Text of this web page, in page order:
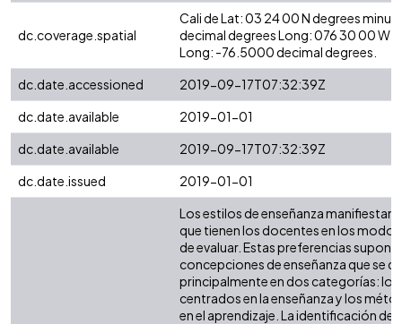
dc.coverage.spatial
Cali de Lat: 03 24 00 N degrees
decimal degrees Long: 076 30 00 W
Long: -76.5000 decimal degrees.
dc.date.accessioned
2019-09-17T07:32:39Z
dc.date.available
2019-01-01
dc.date.available
2019-09-17T07:32:39Z
dc.date.issued
2019-01-01
Los estilos de enseñanza manifiestan
que tienen los docentes en los modos
de evaluar. Estas preferencias
concepciones de enseñanza que se
principalmente en dos categorías:
centrados en la enseñanza y los
en el aprendizaje. La identificación de